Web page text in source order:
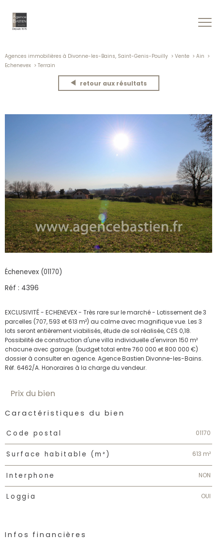
Agences immobilières à Divonne-les-Bains, Saint-Genis-Pouilly Vente
Ain
Echenevex
Terrain
retour aux résultats
Échenevex (01170)
Réf : 4396
EXCLUSIVITÉ - ECHENEVEX - Très rare sur le marché - Lotissement de 3
parcelles (707, 593 et 613 m²) au calme avec magnifique vue. Les 3
lots seront entièrement viabilisés, étude de sol réalisée, CES 0,18.
Possibilité de construction d'une villa individuelle d'environ 150 m²
chacune avec garage. (budget total entre 760 000 et 800 000 €)
dossier à consulter en agence. Agence Bastien Divonne-les-Bains.
Prix du bien
Caractéristiques du bien
Caractéristiques Valeurs
Code postal 01170
Surface habitable (m²) 613 m²
Interphone NON
Loggia OUI
Infos financières